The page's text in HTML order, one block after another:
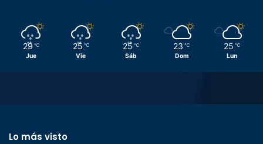
29 ℃
Jue
25 ℃
Vie
25 ℃
Sáb
23 ℃
Dom
25 ℃
Lun
Lo más visto